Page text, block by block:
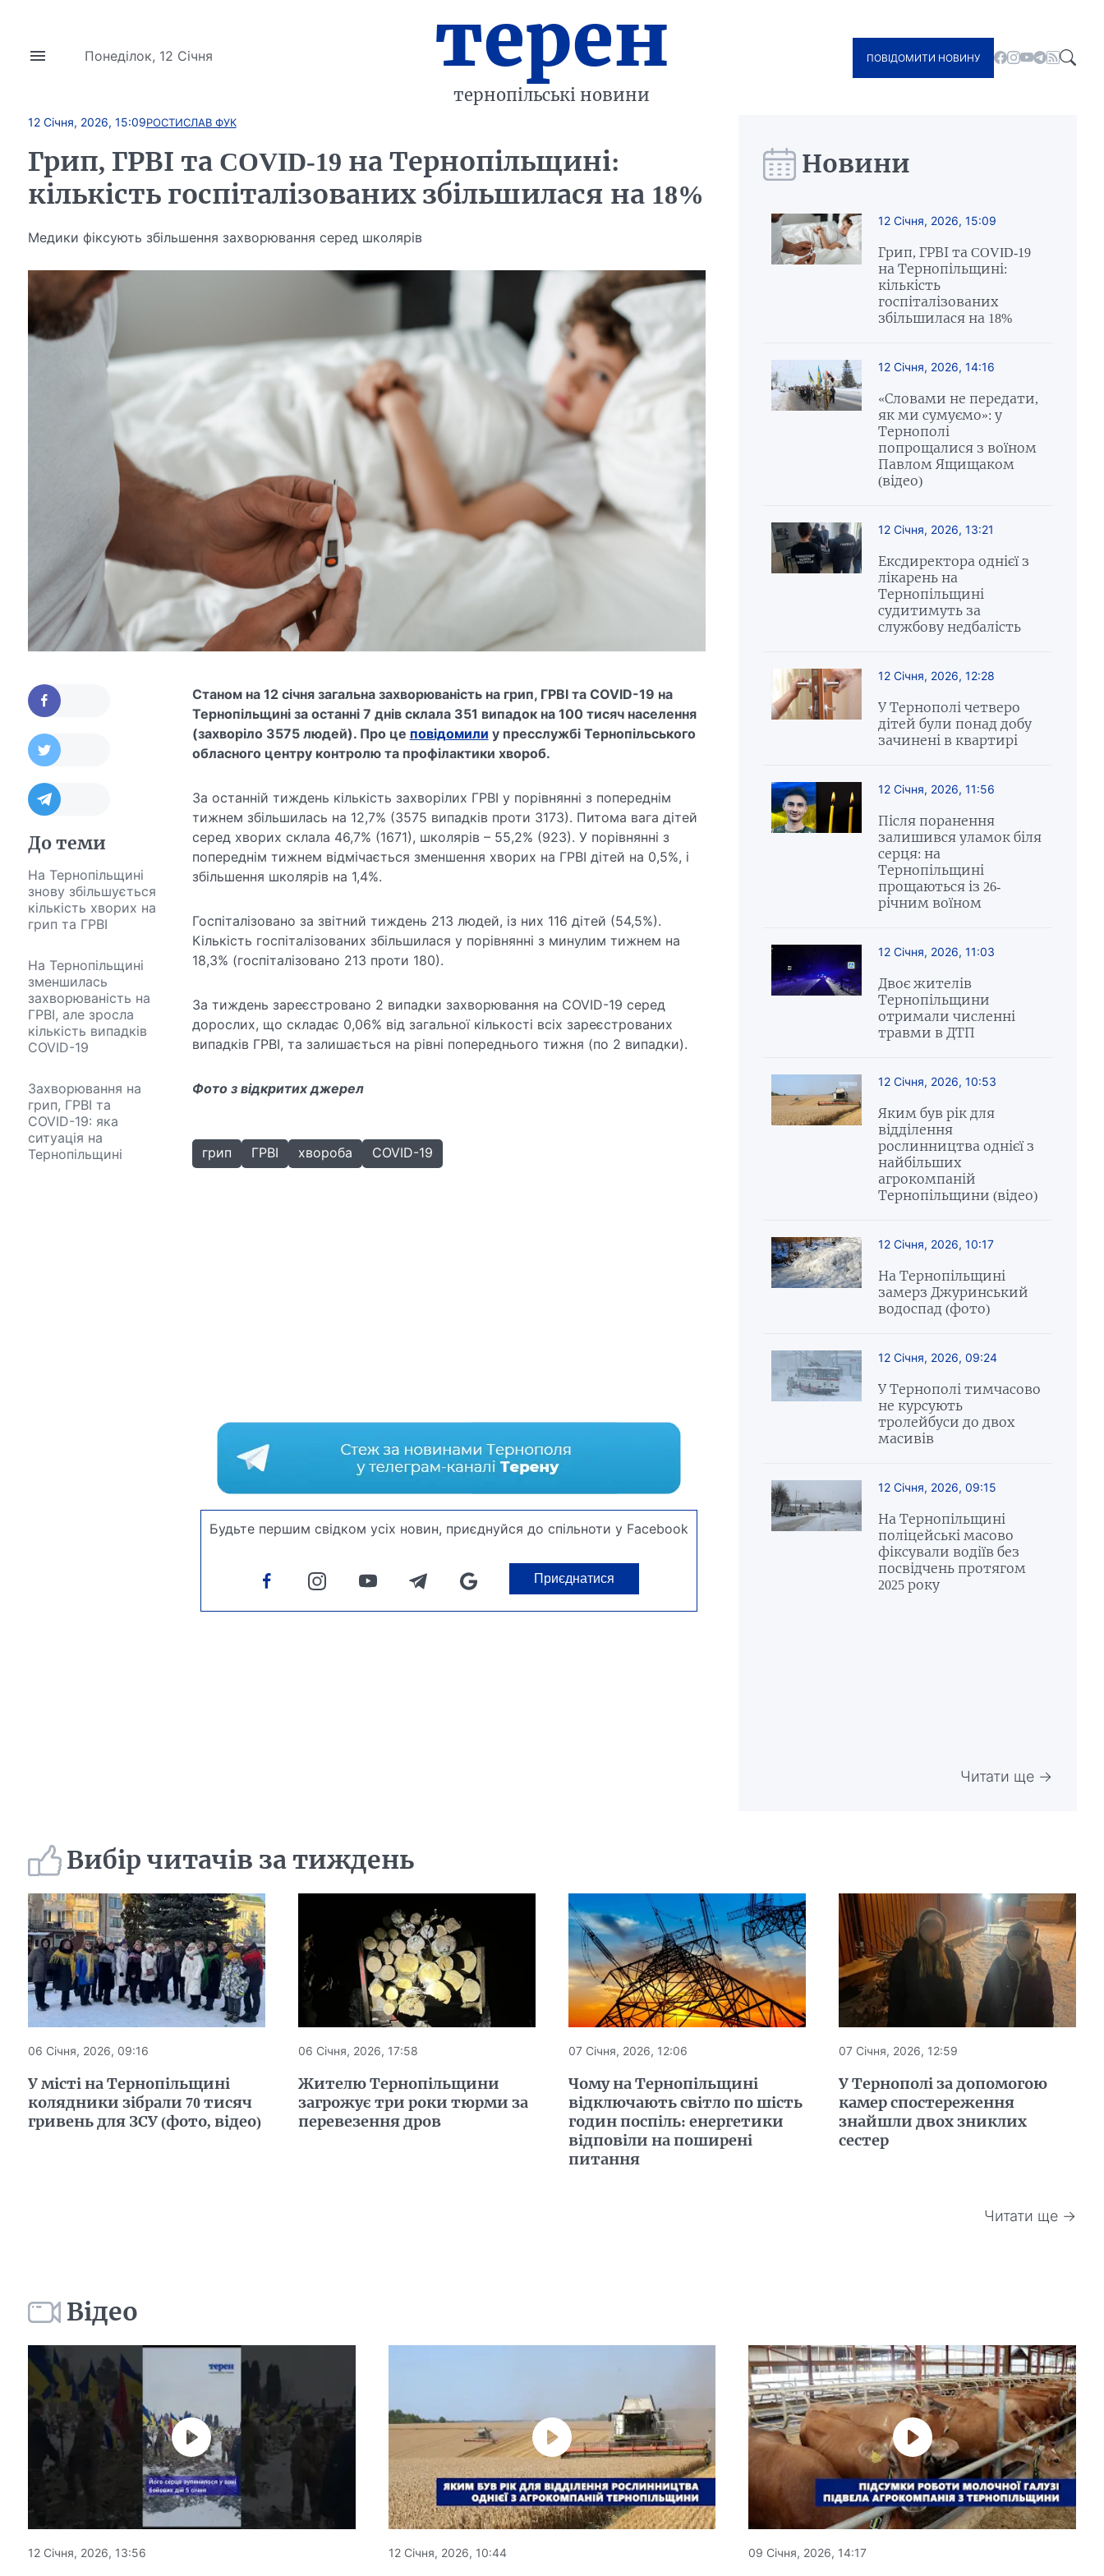
Понеділок, 12 Січня терен
тернопільські новини
ПОВІДОМИТИ НОВИНУ
12 Січня, 2026, 15:09РОСТИСЛАВ ФУК
Грип, ГРВІ та COVID-19 на Тернопільщині:
кількість госпіталізованих збільшилася на 18%
Медики фіксують збільшення захворювання серед школярів
До теми
На Тернопільщині
знову збільшується
кількість хворих на
грип та ГРВІ
На Тернопільщині
зменшилась
захворюваність на
ГРВІ, але зросла
кількість випадків
COVID-19
Захворювання на
грип, ГРВІ та
COVID-19: яка
ситуація на
Тернопільщині
Станом на 12 січня загальна захворюваність на грип, ГРВІ та COVID-19 на
Тернопільщині за останні 7 днів склала 351 випадок на 100 тисяч населення
(захворіло 3575 людей). Про це повідомили у пресслужбі Тернопільського
обласного центру контролю та профілактики хвороб.
За останній тиждень кількість захворілих ГРВІ у порівнянні з попереднім
тижнем збільшилась на 12,7% (3575 випадків проти 3173). Питома вага дітей
серед хворих склала 46,7% (1671), школярів – 55,2% (923). У порівнянні з
попереднім тижнем відмічається зменшення хворих на ГРВІ дітей на 0,5%, і
збільшення школярів на 1,4%.
Госпіталізовано за звітний тиждень 213 людей, із них 116 дітей (54,5%).
Кількість госпіталізованих збільшилася у порівнянні з минулим тижнем на
18,3% (госпіталізовано 213 проти 180).
За тиждень зареєстровано 2 випадки захворювання на COVID-19 серед
дорослих, що складає 0,06% від загальної кількості всіх зареєстрованих
випадків ГРВІ, та залишається на рівні попереднього тижня (по 2 випадки).
Фото з відкритих джерел
грип ГРВІ хвороба COVID-19
Будьте першим свідком усіх новин, приєднуйся до спільноти у Facebook
Приєднатися
Новини
12 Січня, 2026, 15:09
Грип, ГРВІ та COVID-19
на Тернопільщині:
кількість
госпіталізованих
збільшилася на 18%
12 Січня, 2026, 14:16
«Словами не передати,
як ми сумуємо»: у
Тернополі
попрощалися з воїном
Павлом Ящищаком
(відео)
12 Січня, 2026, 13:21
Ексдиректора однієї з
лікарень на
Тернопільщині
судитимуть за
службову недбалість
12 Січня, 2026, 12:28
У Тернополі четверо
дітей були понад добу
зачинені в квартирі
12 Січня, 2026, 11:56
Після поранення
залишився уламок біля
серця: на
Тернопільщині
прощаються із 26-
річним воїном
12 Січня, 2026, 11:03
Двоє жителів
Тернопільщини
отримали численні
травми в ДТП
12 Січня, 2026, 10:53
Яким був рік для
відділення
рослинництва однієї з
найбільших
агрокомпаній
Тернопільщини (відео)
12 Січня, 2026, 10:17
На Тернопільщині
замерз Джуринський
водоспад (фото)
12 Січня, 2026, 09:24
У Тернополі тимчасово
не курсують
тролейбуси до двох
масивів
12 Січня, 2026, 09:15
На Тернопільщині
поліцейські масово
фіксували водіїв без
посвідчень протягом
2025 року
Читати ще →
Вибір читачів за тиждень
06 Січня, 2026, 09:16
У місті на Тернопільщині
колядники зібрали 70 тисяч
гривень для ЗСУ (фото, відео)
06 Січня, 2026, 17:58
Жителю Тернопільщини
загрожує три роки тюрми за
перевезення дров
07 Січня, 2026, 12:06
Чому на Тернопільщині
відключають світло по шість
годин поспіль: енергетики
відповіли на поширені
питання
07 Січня, 2026, 12:59
У Тернополі за допомогою
камер спостереження
знайшли двох зниклих
сестер
Читати ще →
Відео
12 Січня, 2026, 13:56 12 Січня, 2026, 10:44 09 Січня, 2026, 14:17